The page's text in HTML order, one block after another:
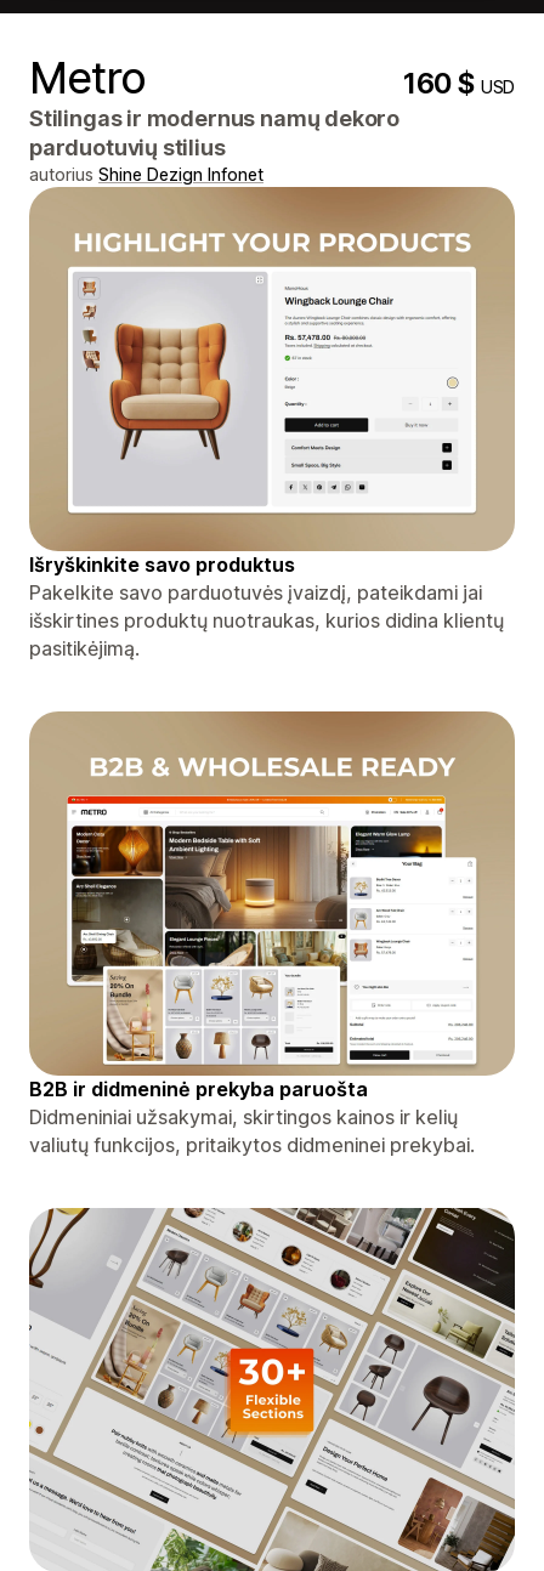
Metro 160 $USD
Stilingas ir modernus namų dekoro
parduotuvių stilius
autorius Shine Dezign Infonet
Išryškinkite savo produktus
Pakelkite savo parduotuvės įvaizdį, pateikdami jai
išskirtines produktų nuotraukas, kurios didina klientų
pasitikėjimą.
B2B ir didmeninė prekyba paruošta
Didmeniniai užsakymai, skirtingos kainos ir kelių
valiutų funkcijos, pritaikytos didmeninei prekybai.